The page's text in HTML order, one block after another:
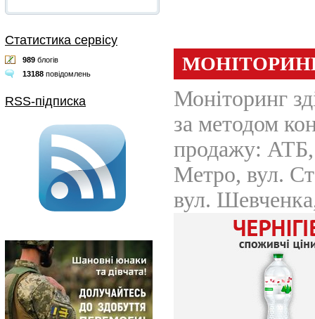
Статистика сервісу
989 блогів
13188 повідомлень
RSS-підписка